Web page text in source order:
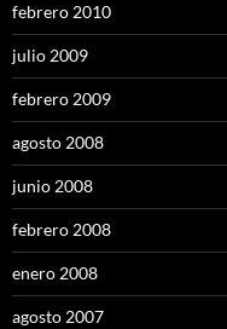
febrero 2010
julio 2009
febrero 2009
agosto 2008
junio 2008
febrero 2008
enero 2008
agosto 2007